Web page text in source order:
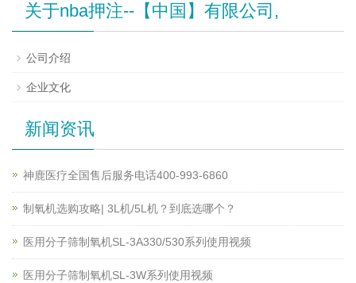
关于nba押注--【中国】有限公司,
公司介绍
企业文化
新闻资讯
神鹿医疗全国售后服务电话400-993-6860
制氧机选购攻略| 3L机/5L机？到底选哪个？
医用分子筛制氧机SL-3A330/530系列使用视频
医用分子筛制氧机SL-3W系列使用视频